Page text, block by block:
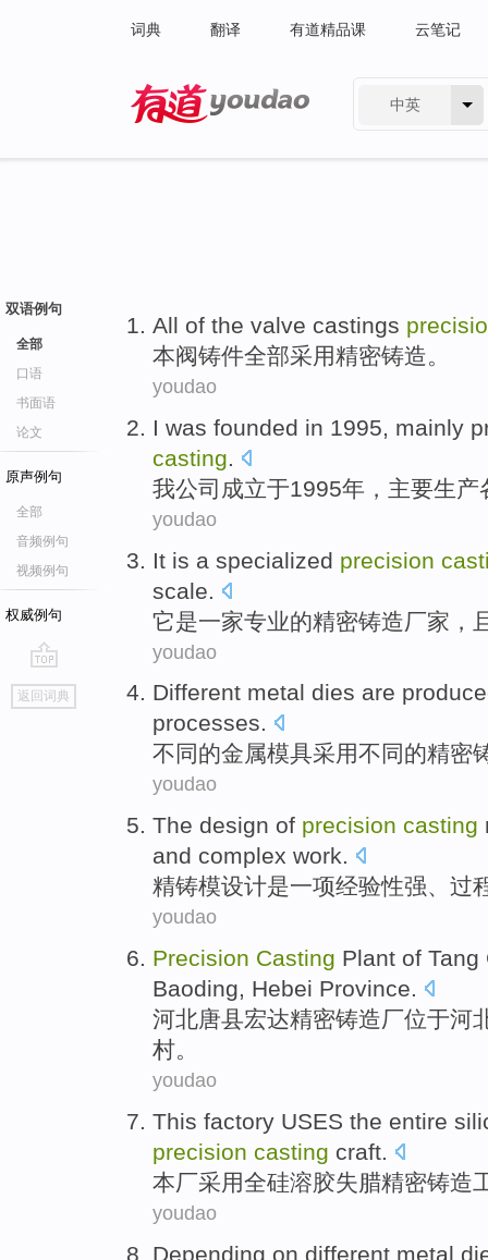
词典 翻译 有道精品课 云笔记
中英
双语例句
全部
口语
书面语
论文
原声例句
全部
音频例句
视频例句
权威例句
go
top
返回词典
All of the valve castings
本阀铸件全部采用精密铸造。
youdao
I was founded in 1995, mainly
casting.
我公司 成立于1995年， 主要生产
youdao
It is a specialized precision
scale
它是一家专业的精密铸造厂家 ，
youdao
Different metal dies are
processes.
不同的金属模具采用不同的精密
youdao
The design of precision casting
and complex work.
精铸模设计是一项经验性强、过
youdao
Precision Casting Plant of
Baoding, Hebei Province.
河北唐县宏达精密铸造厂位于河
村。
youdao
This factory USES the entire
precision casting craft.
本厂采用全硅溶胶失腊精密铸造
youdao
Depending on different metal